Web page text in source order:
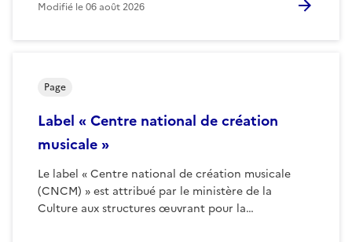
Modifié le06 août 2026
Label « Centre national de création
musicale »
Le label « Centre national de création musicale
(CNCM) » est attribué par le ministère de la
Culture aux structures œuvrant pour la…
Page